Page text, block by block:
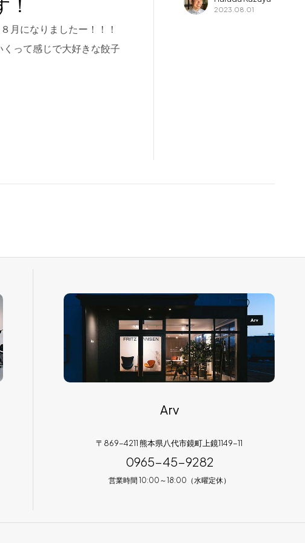
月になりましたー！！！
って感じで大好きな餃子
2023.08.01
Arv
〒869-4211 熊本県八代市鏡町上鏡1149-11
0965-45-9282
営業時間 10:00～18:00（水曜定休）